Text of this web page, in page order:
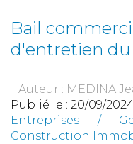
Bail
d'entretien
Auteur : MEDINA
Publié le : 20/09/
Entreprises /
Construction